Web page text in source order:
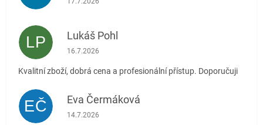
LP Lukáš Pohl
Hodnocení obchodu je 5 z 5 hvězdiček.
16.7.2026
Kvalitní zboží, dobrá cena a profesionální přístup. Doporučuji
EČ Eva Čermáková
Hodnocení obchodu je 5 z 5 hvězdiček.
14.7.2026